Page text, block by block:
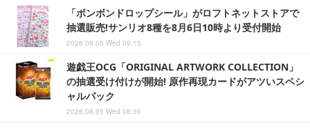
「ボンボンドロップシール」がロフトネットストアで
抽選販売!サンリオ8種を8月6日10時より受付開始
2026.08.05 Wed 09:15
遊戯王OCG「ORIGINAL ARTWORK COLLECTION」
の抽選受け付けが開始! 原作再現カードがアツいスペシ
ャルパック
2026.08.05 Wed 08:30